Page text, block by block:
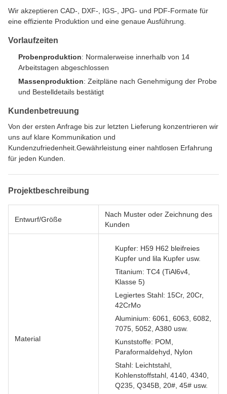
Wir akzeptieren CAD-, DXF-, IGS-, JPG- und PDF-Formate für
eine effiziente Produktion und eine genaue Ausführung.
Vorlaufzeiten
Probenproduktion: Normalerweise innerhalb von 14
Arbeitstagen abgeschlossen
Massenproduktion: Zeitpläne nach Genehmigung der Probe
und Bestelldetails bestätigt
Kundenbetreuung
Von der ersten Anfrage bis zur letzten Lieferung konzentrieren wir
uns auf klare Kommunikation und
Kundenzufriedenheit.Gewährleistung einer nahtlosen Erfahrung
für jeden Kunden.
Projektbeschreibung
Entwurf/Größe
Nach Muster oder Zeichnung des
Kunden
Material
Kupfer: H59 H62 bleifreies
Kupfer und lila Kupfer usw.
Titanium: TC4 (TiAl6v4,
Klasse 5)
Legiertes Stahl: 15Cr, 20Cr,
42CrMo
Aluminium: 6061, 6063, 6082,
7075, 5052, A380 usw.
Kunststoffe: POM,
Paraformaldehyd, Nylon
Stahl: Leichtstahl,
Kohlenstoffstahl, 4140, 4340,
Q235, Q345B, 20#, 45# usw.